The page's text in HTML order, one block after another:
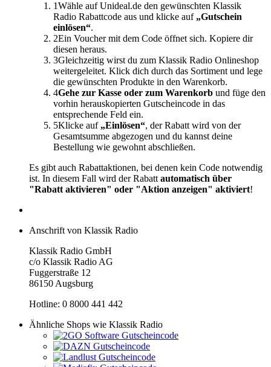
1Wähle auf Unideal.de den gewünschten Klassik
Radio Rabattcode aus und klicke auf „Gutschein
einlösen“.
2Ein Voucher mit dem Code öffnet sich. Kopiere dir
diesen heraus.
3Gleichzeitig wirst du zum Klassik Radio Onlineshop
weitergeleitet. Klick dich durch das Sortiment und lege
die gewünschten Produkte in den Warenkorb.
4Gehe zur Kasse oder zum Warenkorb und füge den
vorhin herauskopierten Gutscheincode in das
entsprechende Feld ein.
5Klicke auf „Einlösen“, der Rabatt wird von der
Gesamtsumme abgezogen und du kannst deine
Bestellung wie gewohnt abschließen.
Es gibt auch Rabattaktionen, bei denen kein Code notwendig
ist. In diesem Fall wird der Rabatt automatisch über
"Rabatt aktivieren" oder "Aktion anzeigen" aktiviert!
Anschrift von Klassik Radio
Klassik Radio GmbH
c/o Klassik Radio AG
Fuggerstraße 12
86150 Augsburg
Hotline: 0 8000 441 442
Ähnliche Shops wie Klassik Radio